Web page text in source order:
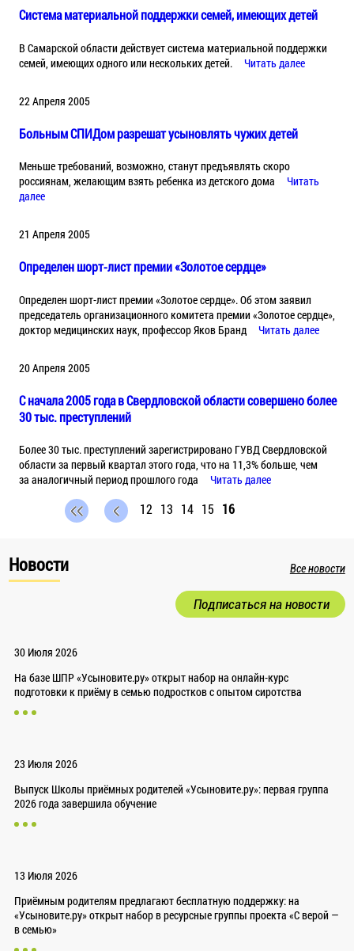
Система материальной поддержки семей, имеющих детей
В Cамарской области действует система материальной поддержки
семей, имеющих одного или нескольких детей.
Читать далее
22 Апреля 2005
Больным СПИДом разрешат усыновлять чужих детей
Меньше требований, возможно, станут предъявлять скоро
россиянам, желающим взять ребенка из детского дома
Читать
далее
21 Апреля 2005
Определен шорт-лист премии «Золотое сердце»
Определен шорт-лист премии «Золотое сердце». Об этом заявил
председатель организационного комитета премии «Золотое сердце»,
доктор медицинских наук, профессор Яков Бранд
Читать далее
20 Апреля 2005
С начала 2005 года в Свердловской области совершено более
30 тыс. преступлений
Более 30 тыс. преступлений зарегистрировано ГУВД Свердловской
области за первый квартал этого года, что на 11,3% больше, чем
за аналогичный период прошлого года
Читать далее
12 13 14 15 16
Новости Все новости
Подписаться на новости
30 Июля 2026
На базе ШПР «Усыновите.ру» открыт набор на онлайн-курс
подготовки к приёму в семью подростков с опытом сиротства
23 Июля 2026
Выпуск Школы приёмных родителей «Усыновите.ру»: первая группа
2026 года завершила обучение
13 Июля 2026
Приёмным родителям предлагают бесплатную поддержку: на
«Усыновите.ру» открыт набор в ресурсные группы проекта «С верой —
в семью»